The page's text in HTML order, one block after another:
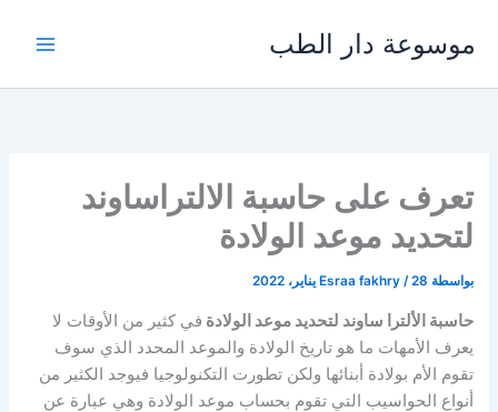
المحتوى
موسوعة دار الطب
تعرف على حاسبة الالتراساوند
لتحديد موعد الولادة
بواسطة Esraa fakhry /28 يناير، 2022
حاسبة الألترا ساوند لتحديد موعد الولادة في كثير من الأوقات لا
يعرف الأمهات ما هو تاريخ الولادة والموعد المحدد الذي سوف
تقوم الأم بولادة أبنائها ولكن تطورت التكنولوجيا فيوجد الكثير من
أنواع الحواسيب التي تقوم بحساب موعد الولادة وهي عبارة عن